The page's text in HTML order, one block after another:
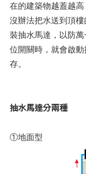
在的建築物越蓋越
沒辦法把水送到頂
裝抽水馬達，以防
位開關時，就會啟
存。
抽水馬達分兩種
①地面型